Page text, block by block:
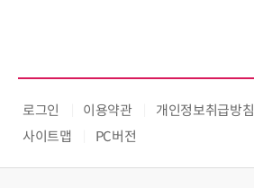
로그인 이용약관 개인정보취급방침
사이트맵
PC버전